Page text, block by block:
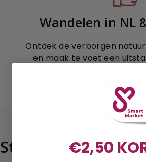
Wandelen in NL
Ontdek de verborgen
en maak te voet een
Stap & Hap bij D'r
€2,50